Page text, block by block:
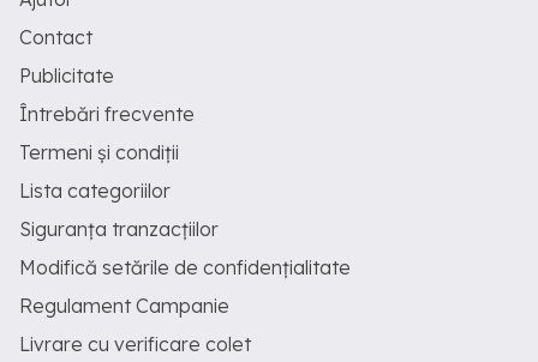
Contact
Publicitate
Întrebări frecvente
Termeni și condiții
Lista categoriilor
Siguranța tranzacțiilor
Modifică setările de confidențialitate
Regulament Campanie
Livrare cu verificare colet